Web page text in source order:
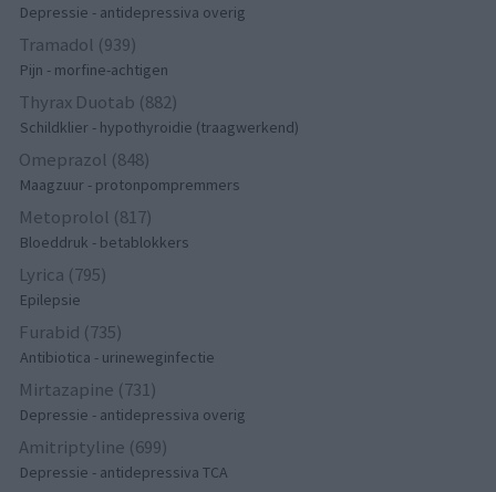
Depressie - antidepressiva overig
Tramadol (939)
Pijn - morfine-achtigen
Thyrax Duotab (882)
Schildklier - hypothyroidie (traagwerkend)
Omeprazol (848)
Maagzuur - protonpompremmers
Metoprolol (817)
Bloeddruk - betablokkers
Lyrica (795)
Epilepsie
Furabid (735)
Antibiotica - urineweginfectie
Mirtazapine (731)
Depressie - antidepressiva overig
Amitriptyline (699)
Depressie - antidepressiva TCA